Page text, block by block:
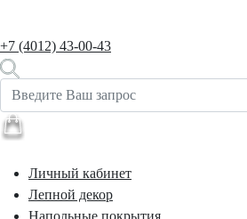
+7 (4012) 43-00-43
Личный кабинет
Лепной декор